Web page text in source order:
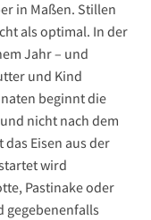
in Maßen. Stillen
als optimal. In der
Jahr – und
und Kind
beginnt die
nicht nach dem
Eisen aus der
wird
Pastinake oder
gegebenenfalls